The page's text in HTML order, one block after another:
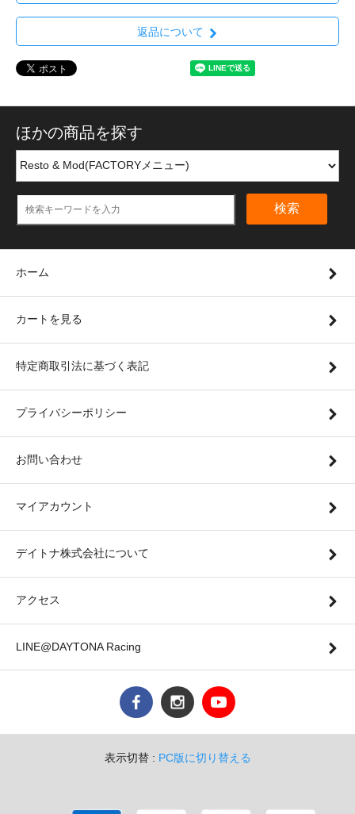
返品について
ほかの商品を探す
検索
ホーム
カートを見る
特定商取引法に基づく表記
プライバシーポリシー
お問い合わせ
マイアカウント
デイトナ株式会社について
アクセス
LINE@DAYTONA Racing
表示切替 : PC版に切り替える